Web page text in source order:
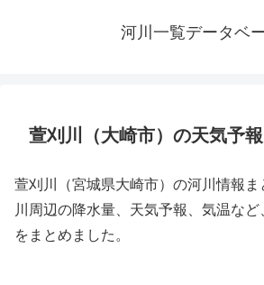
河川一覧データベ
萱刈川（大崎市）の天気予
萱刈川（宮城県大崎市）の河川情報ま
川周辺の降水量、天気予報、気温な
をまとめました。